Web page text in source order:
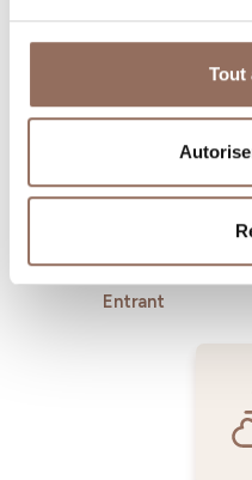
Tout
Où dormir
Entrant